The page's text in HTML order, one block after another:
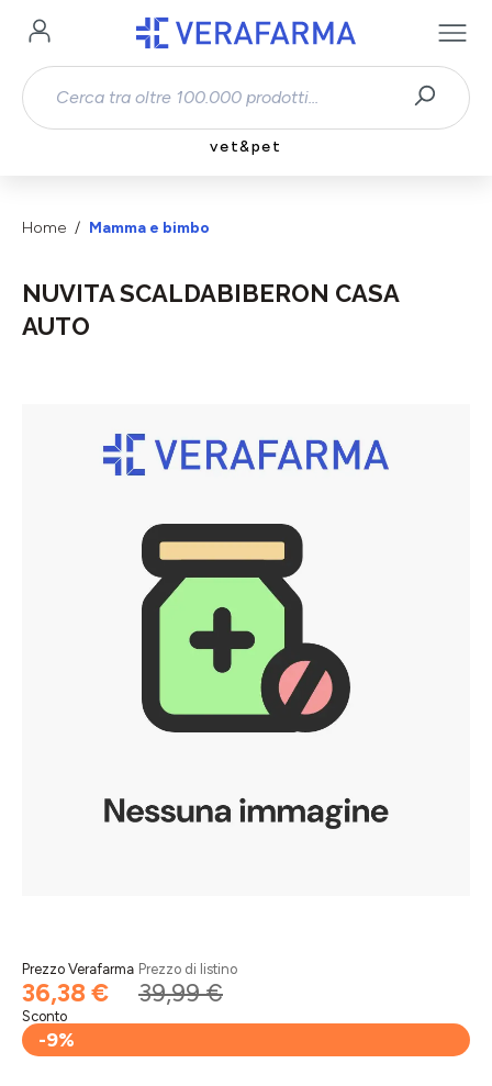
Passa al contenuto principale
vet&pet
Home Mamma e bimbo
NUVITA SCALDABIBERON CASA
AUTO
Prezzo Verafarma
36,38 €
Prezzo di listino
39,99 €
Sconto
-9%